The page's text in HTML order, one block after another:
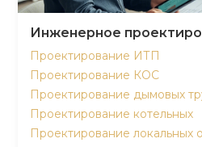
Инженерное
Проектирование ИТП
Проектирование КОС
Проектирование дымовых
Проектирование котельных
Проектирование локальных